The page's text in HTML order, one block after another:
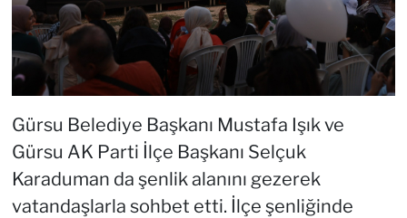
Gürsu Belediye Başkanı Mustafa Işık ve
Gürsu AK Parti İlçe Başkanı Selçuk
Karaduman da şenlik alanını gezerek
vatandaşlarla sohbet etti. İlçe şenliğinde